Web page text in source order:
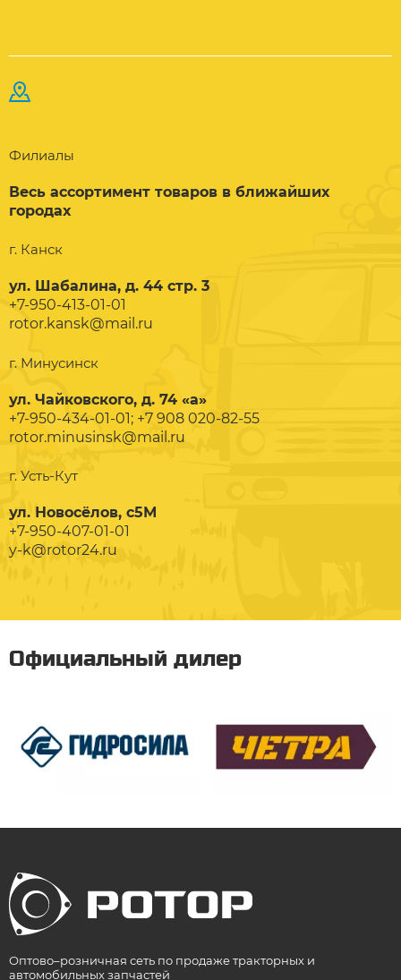
Филиалы
Весь ассортимент товаров в ближайших
городах
г. Канск
ул. Шабалина, д. 44 стр. 3
+7-950-413-01-01
rotor.kansk@mail.ru
г. Минусинск
ул. Чайковского, д. 74 «а»
+7-950-434-01-01; +7 908 020-82-55
rotor.minusinsk@mail.ru
г. Усть-Кут
ул. Новосёлов, с5М
+7-950-407-01-01
y-k@rotor24.ru
Официальный дилер
Оптово–розничная сеть по продаже тракторных и
автомобильных запчастей